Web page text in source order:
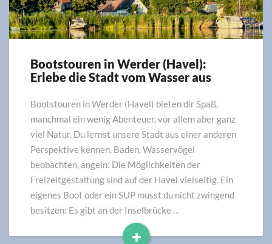
Bootstouren
in
(Havel):
Erlebe
die
vom
Wasser
aus
Bootstouren in Werder (Havel):
Erlebe die Stadt vom Wasser aus
Bootstouren in Werder (Havel) bieten dir Spaß,
manchmal ein wenig Abenteuer, vor allem aber ganz
viel Natur. Du lernst unsere Stadt aus einer anderen
Perspektive kennen. Baden, Wasservögel
beobachten, angeln: Die Möglichkeiten der
Freizeitgestaltung sind auf der Havel vielseitig. Ein
eigenes Boot oder ein SUP musst du nicht zwingend
besitzen: Es gibt an der Inselbrücke …
+